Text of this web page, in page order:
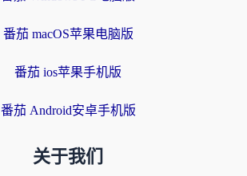
番茄 macOS苹果电脑版
番茄 ios苹果手机版
番茄 Android安卓手机版
关于我们